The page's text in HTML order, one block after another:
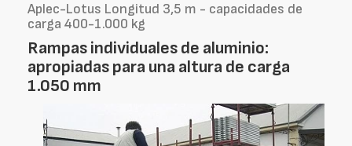
Aplec-Lotus Longitud 3,5 m - capacidades de
carga 400-1.000 kg
Rampas individuales de aluminio:
apropiadas para una altura de carga
1.050 mm